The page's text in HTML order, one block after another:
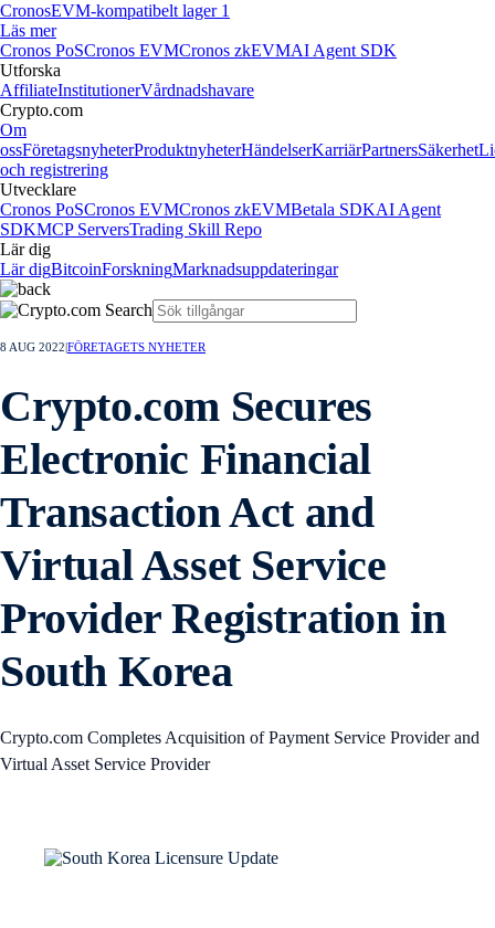
CronosEVM-kompatibelt lager 1
Läs mer
Cronos PoSCronos EVMCronos zkEVMAI Agent SDK
Utforska
AffiliateInstitutionerVårdnadshavare
Crypto.com
Om
ossFöretagsnyheterProduktnyheterHändelserKarriärPartnersSäkerhet
och registrering
Utvecklare
Cronos PoSCronos EVMCronos zkEVMBetala SDKAI Agent
SDKMCP ServersTrading Skill Repo
Lär dig
Lär digBitcoinForskningMarknadsuppdateringar
8 AUG 2022 FÖRETAGETS NYHETER
Crypto.com Secures
Electronic Financial
Transaction Act and
Virtual Asset Service
Provider Registration in
South Korea
Crypto.com Completes Acquisition of Payment Service Provider and
Virtual Asset Service Provider